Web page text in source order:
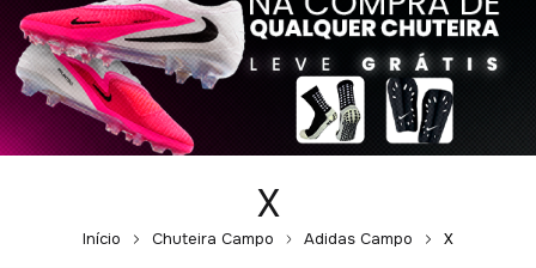
X
Início Chuteira Campo Adidas Campo X